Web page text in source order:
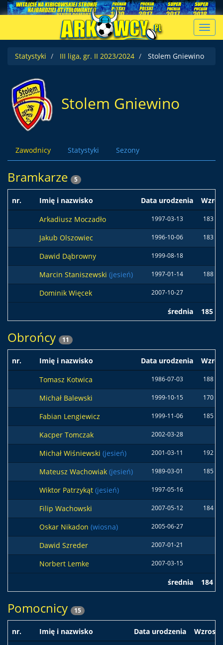
Statystyki
III liga, gr. II 2023/2024 Stolem Gniewino
Stolem Gniewino
Zawodnicy Statystyki Sezony
Bramkarze 5
nr. Imię i nazwisko Data urodzenia
Arkadiusz Moczadło
1997-03-13 183 cm
Jakub Olszowiec 1996-10-06 183 cm
Dawid Dąbrowny 1999-08-18
Marcin Staniszewski (jesień) 1997-01-14 188 cm
Dominik Więcek 2007-10-27
średnia 185
Obrońcy 11
nr. Imię i nazwisko Data urodzenia
Tomasz Kotwica
1986-07-03 188 cm
Michał Balewski 1999-10-15 170 cm
Fabian Lengiewicz 1999-11-06 185 cm
Kacper Tomczak 2002-03-28
Michał Wiśniewski (jesień) 2001-03-11 192 cm
Mateusz Wachowiak (jesień) 1989-03-01 185 cm
Wiktor Patrzykąt (jesień) 1997-05-16
Filip Wachowski 2007-05-12 184 cm
Oskar Nikadon (wiosna) 2005-06-27
Dawid Szreder 2007-01-21
Norbert Lemke 2007-03-15
średnia 184
Pomocnicy 15
nr. Imię i nazwisko Data urodzenia
Wzrost